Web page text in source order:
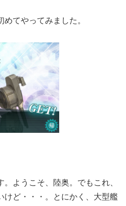
てやってみました。
ようこそ、陸奥。でもこれ、
けど・・・。とにかく、大型艦